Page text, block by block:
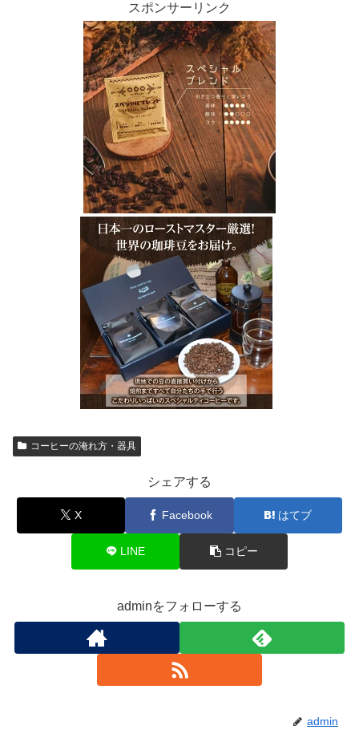
スポンサーリンク
コーヒーの淹れ方・器具
シェアする
X Facebook はてブ
LINE コピー
adminをフォローする
admin